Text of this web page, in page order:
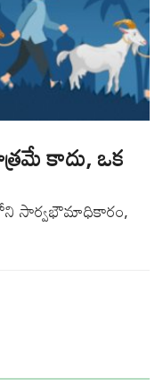
కాదు, ఒక
సార్వభౌమాధికారం,